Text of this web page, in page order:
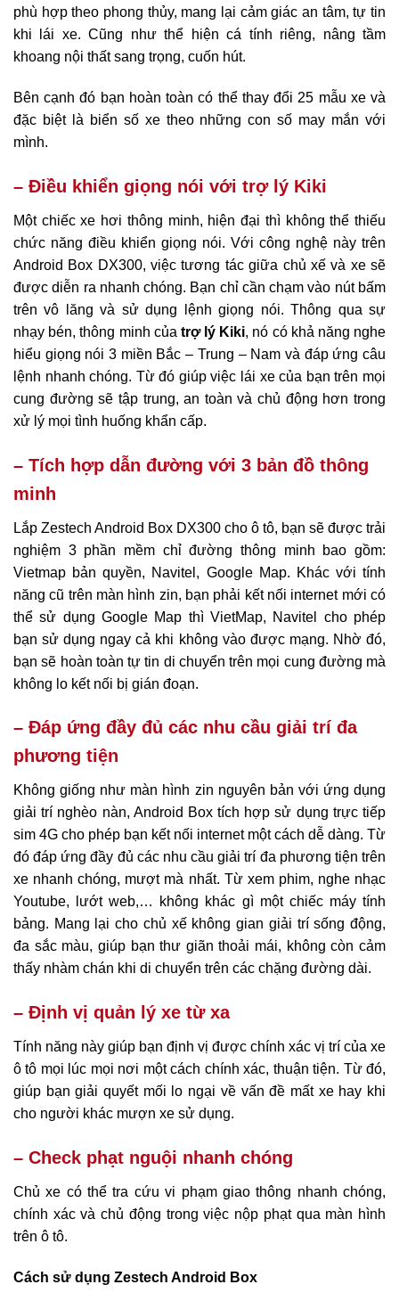
phù hợp theo phong thủy, mang lại cảm giác an tâm, tự tin
khi lái xe. Cũng như thể hiện cá tính riêng, nâng tầm
khoang nội thất sang trọng, cuốn hút.
Bên cạnh đó bạn hoàn toàn có thể thay đổi 25 mẫu xe và
đặc biệt là biển số xe theo những con số may mắn với
mình.
– Điều khiển giọng nói với trợ lý Kiki
Một chiếc xe hơi thông minh, hiện đại thì không thể thiếu
chức năng điều khiển giọng nói. Với công nghệ này trên
Android Box DX300, việc tương tác giữa chủ xế và xe sẽ
được diễn ra nhanh chóng. Bạn chỉ cần chạm vào nút bấm
trên vô lăng và sử dụng lệnh giọng nói. Thông qua sự
nhạy bén, thông minh của trợ lý Kiki, nó có khả năng nghe
hiểu giọng nói 3 miền Bắc – Trung – Nam và đáp ứng câu
lệnh nhanh chóng. Từ đó giúp việc lái xe của bạn trên mọi
cung đường sẽ tập trung, an toàn và chủ động hơn trong
xử lý mọi tình huống khẩn cấp.
– Tích hợp dẫn đường với 3 bản đồ thông
minh
Lắp Zestech Android Box DX300 cho ô tô, bạn sẽ được trải
nghiệm 3 phần mềm chỉ đường thông minh bao gồm:
Vietmap bản quyền, Navitel, Google Map. Khác với tính
năng cũ trên màn hình zin, bạn phải kết nối internet mới có
thể sử dụng Google Map thì VietMap, Navitel cho phép
bạn sử dụng ngay cả khi không vào được mạng. Nhờ đó,
bạn sẽ hoàn toàn tự tin di chuyển trên mọi cung đường mà
không lo kết nối bị gián đoạn.
– Đáp ứng đầy đủ các nhu cầu giải trí đa
phương tiện
Không giống như màn hình zin nguyên bản với ứng dụng
giải trí nghèo nàn, Android Box tích hợp sử dụng trực tiếp
sim 4G cho phép bạn kết nối internet một cách dễ dàng. Từ
đó đáp ứng đầy đủ các nhu cầu giải trí đa phương tiện trên
xe nhanh chóng, mượt mà nhất. Từ xem phim, nghe nhạc
Youtube, lướt web,… không khác gì một chiếc máy tính
bảng. Mang lại cho chủ xế không gian giải trí sống động,
đa sắc màu, giúp bạn thư giãn thoải mái, không còn cảm
thấy nhàm chán khi di chuyển trên các chặng đường dài.
– Định vị quản lý xe từ xa
Tính năng này giúp bạn định vị được chính xác vị trí của xe
ô tô mọi lúc mọi nơi một cách chính xác, thuận tiện. Từ đó,
giúp bạn giải quyết mối lo ngại về vấn đề mất xe hay khi
cho người khác mượn xe sử dụng.
– Check phạt nguội nhanh chóng
Chủ xe có thể tra cứu vi phạm giao thông nhanh chóng,
chính xác và chủ động trong việc nộp phạt qua màn hình
trên ô tô.
Cách sử dụng Zestech Android Box